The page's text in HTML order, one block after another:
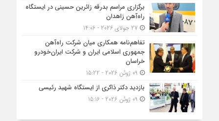
برگزاری مراسم بدرقه زائرین حسینی در ایستگاه
راه‌آهن زاهدان
تفاهم‌نامه همکاری میان شرکت راه‌آهن
جمهوری اسلامی ایران و شرکت ایران‌خودرو
خراسان
بازدید دکتر ذاکری از ایستگاه شهید رئیسی